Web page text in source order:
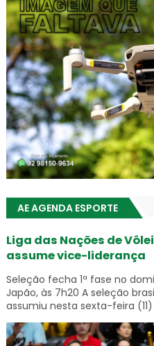
AE AGENDA ESPORTE
Liga das Nações de
assume vice-liderança
Seleção fecha 1ª fase no
Japão, às 7h20 A seleção
assumiu nesta sexta-feira (11)